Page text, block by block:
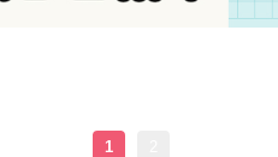
1